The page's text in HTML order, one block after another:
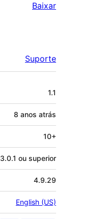
Baixar
Suporte
1.1
8 anos atrás
10+
3.0.1 ou superior
4.9.29
English (US)